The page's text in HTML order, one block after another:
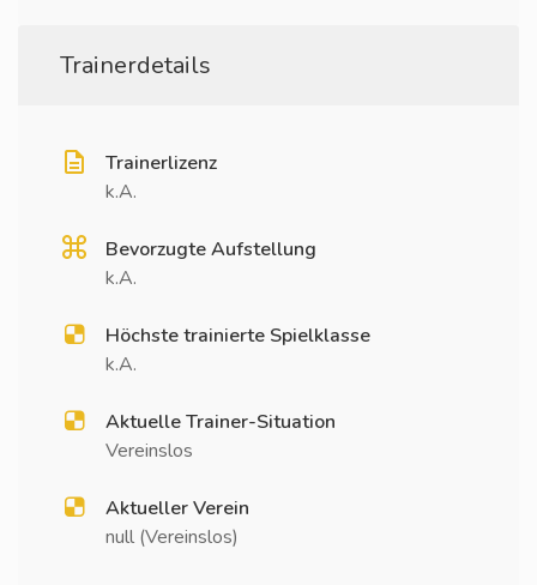
Trainerdetails
Trainerlizenz
k.A.
Bevorzugte Aufstellung
k.A.
Höchste trainierte Spielklasse
k.A.
Aktuelle Trainer-Situation
Vereinslos
Aktueller Verein
null (Vereinslos)